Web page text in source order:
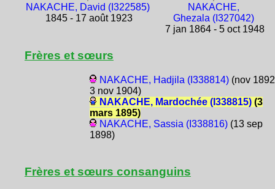
NAKACHE, David (I322585)
1845 - 17 août 1923
NAKACHE,
Ghezala (I327042)
7 jan 1864 - 5 oct 1948
Frères et sœurs
NAKACHE, Hadjila (I338814)(nov
3 nov 1904)
NAKACHE, Mardochée (I338815)(3
mars 1895)
NAKACHE, Sassia (I338816)(13 sep
1898)
Frères et sœurs consanguins